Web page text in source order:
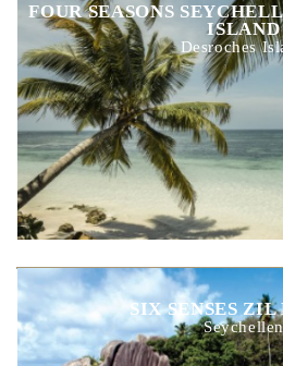
FOUR SEASONS
ISLAND
Desroches
SIX SENSES ZIL
Seychellen